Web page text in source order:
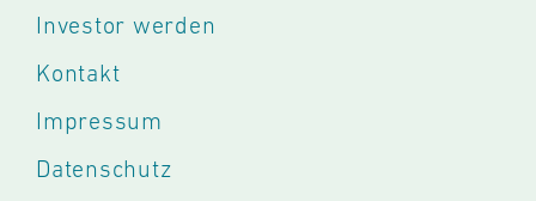
Investor werden
Kontakt
Impressum
Datenschutz